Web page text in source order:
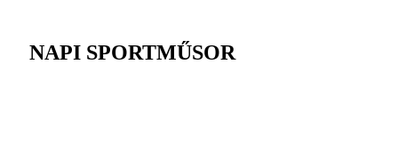
NAPI SPORTMŰSOR